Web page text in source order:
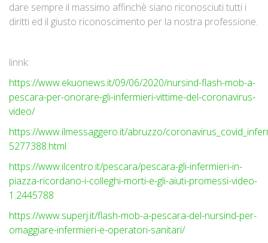
dare sempre il massimo affinchè siano riconosciuti tutti i
diritti ed il giusto riconoscimento per la nostra professione.
linnk:
https://www.ekuonews.it/09/06/2020/nursind-flash-mob-a-
pescara-per-onorare-gli-infermieri-vittime-del-coronavirus-
video/
https://www.ilmessaggero.it/abruzzo/
5277388.html
https://www.ilcentro.it/pescara/pescara-gli-infermieri-in-
piazza-ricordano-i-colleghi-morti-e-gli-aiuti-promessi-video-
1.2445788
https://www.superj.it/flash-mob-a-pescara-del-nursind-per-
omaggiare-infermieri-e-operatori-sanitari/